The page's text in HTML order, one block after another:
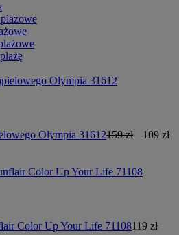
Olympia 31612159 zł
109 zł
Color Up Your Life 71108119 zł